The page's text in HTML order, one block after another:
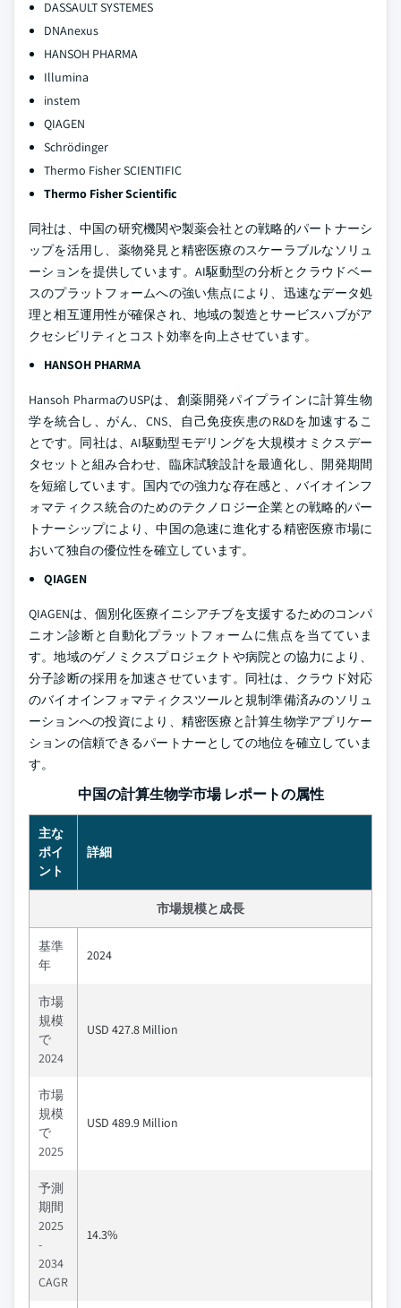
DASSAULT SYSTEMES
DNAnexus
HANSOH PHARMA
Illumina
instem
QIAGEN
Schrödinger
Thermo Fisher SCIENTIFIC
Thermo Fisher Scientific
同社は、中国の研究機関や製薬会社との戦略的パートナーシ
ップを活用し、薬物発見と精密医療のスケーラブルなソリュ
ーションを提供しています。AI駆動型の分析とクラウドベー
スのプラットフォームへの強い焦点により、迅速なデータ処
理と相互運用性が確保され、地域の製造とサービスハブがア
クセシビリティとコスト効率を向上させています。
HANSOH PHARMA
Hansoh PharmaのUSPは、創薬開発パイプラインに計算生物
学を統合し、がん、CNS、自己免疫疾患のR&Dを加速するこ
とです。同社は、AI駆動型モデリングを大規模オミクスデー
タセットと組み合わせ、臨床試験設計を最適化し、開発期間
を短縮しています。国内での強力な存在感と、バイオインフ
ォマティクス統合のためのテクノロジー企業との戦略的パー
トナーシップにより、中国の急速に進化する精密医療市場に
おいて独自の優位性を確立しています。
QIAGEN
QIAGENは、個別化医療イニシアチブを支援するためのコンパ
ニオン診断と自動化プラットフォームに焦点を当てていま
す。地域のゲノミクスプロジェクトや病院との協力により、
分子診断の採用を加速させています。同社は、クラウド対応
のバイオインフォマティクスツールと規制準備済みのソリュ
ーションへの投資により、精密医療と計算生物学アプリケー
ションの信頼できるパートナーとしての地位を確立していま
す。
中国の計算生物学市場 レポートの属性
主な
ポイ
ント
詳細
市場規模と成長
基準
年
2024
市場
規模
で
2024
USD 427.8 Million
市場
規模
で
2025
USD 489.9 Million
予測
期間
2025
-
2034
CAGR
14.3%